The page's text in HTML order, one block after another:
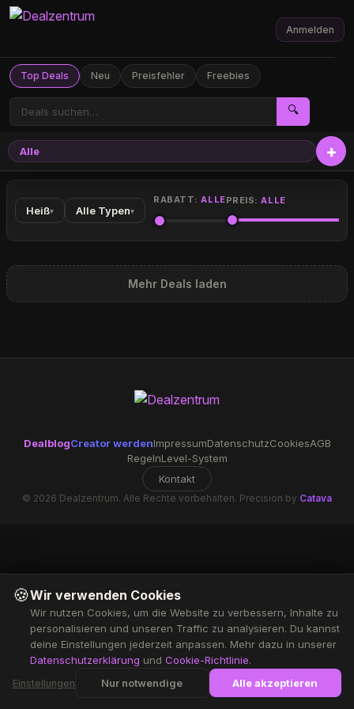
Top Deals Neu Preisfehler Freebies
🔍
Anmelden
Alle
Heiß▾ Alle Typen▾
RABATT:ALLEPREIS:ALLE
Mehr Deals laden
DealblogCreator werdenImpressumDatenschutzCookiesAGB
RegelnLevel-System
Kontakt
© 2026 Dealzentrum. Alle Rechte vorbehalten. Precision by Catava
🍪Wir verwenden Cookies
Wir nutzen Cookies, um die Website zu verbessern, Inhalte zu
personalisieren und unseren Traffic zu analysieren. Du kannst
deine Einstellungen jederzeit anpassen. Mehr dazu in unserer
Datenschutzerklärung und Cookie-Richtlinie.
Einstellungen Nur notwendige Alle akzeptieren